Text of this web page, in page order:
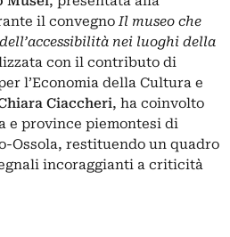
il convegnoIl museo che
nei luoghi della
con il contributo di
l’Economia della Cultura e
Ciaccheri, ha coinvolto
e province piemontesi di
Ossola, restituendo un quadro
incoraggianti a criticità